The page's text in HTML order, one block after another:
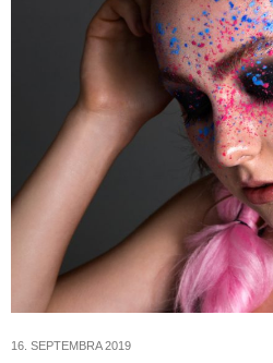
16. SEPTEMBRA 2019